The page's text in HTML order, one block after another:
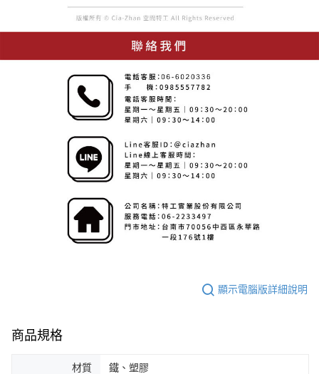
顯示電腦版詳細說明
商品規格
材質 鐵、塑膠